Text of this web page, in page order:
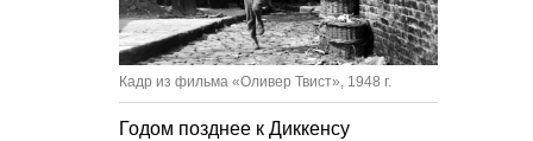
Кадр из фильма «Оливер Твист», 1948 г.
Годом позднее к Диккенсу